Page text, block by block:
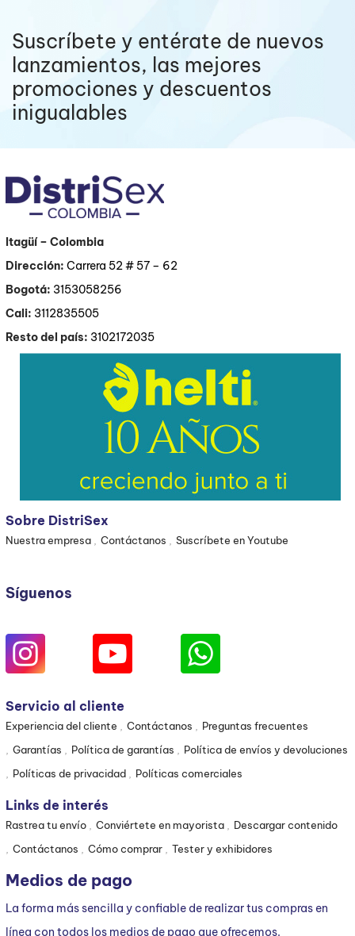
Suscríbete y entérate de nuevos
lanzamientos, las mejores
promociones y descuentos
inigualables
Itagüí– Colombia
Dirección: Carrera 52 # 57 – 62
Bogotá: 3153058256
Cali: 3112835505
Resto del país: 3102172035
Sobre DistriSex
Nuestra empresa Contáctanos Suscríbete en Youtube
Síguenos
Servicio al cliente
Experiencia del cliente Contáctanos
Preguntas frecuentes
Garantías
Política de garantías
Política de envíos y devoluciones
Políticas de privacidad
Políticas comerciales
Links de interés
Rastrea tu envío Conviértete en mayorista
Descargar contenido
Contáctanos
Cómo comprar Tester y exhibidores
Medios de pago
La forma más sencilla y confiable de realizar tus compras en
línea con todos los medios de pago que ofrecemos.